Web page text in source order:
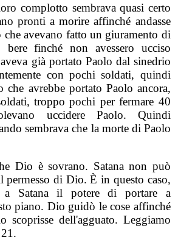
complotto sembrava quasi certo
pronti a morire affinché andasse
avevano fatto un giuramento di
finché non avessero ucciso
già portato Paolo dal sinedrio
con pochi soldati, quindi
che avrebbe portato Paolo ancora,
troppo pochi per fermare 40
uccidere Paolo. Quindi
sembrava che la morte di Paolo
Dio è sovrano. Satana non può
permesso di Dio. È in questo caso,
Satana il potere di portare a
piano. Dio guidò le cose affinché
scoprisse dell'agguato. Leggiamo